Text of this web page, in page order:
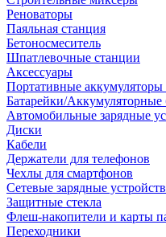
Реноваторы
Паяльная станция
Бетоносмеситель
Шпатлевочные станции
Аксессуары
Портативные аккумуляторы
Батарейки/Аккумуляторные
Автомобильные зарядные
Диски
Кабели
Держатели для телефонов
Чехлы для смартфонов
Сетевые зарядные
Защитные стекла
Флеш-накопители и карты
Переходники